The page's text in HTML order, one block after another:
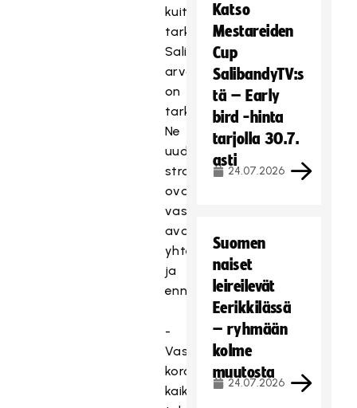
kuitenkin
tarkentunut.
Salibandyn
arvopohjaa
on
tarkennettu.
Ne
uudessa
strategiassa
ovat
vastuullisuus,
avoimuus,
yhteisöllisyys
ja
ennakkoluulottomuus.
-
Vastuullisuus
korostuu
kaikessa
Katso
Mestareiden
Cup
SalibandyTV:s
tä – Early
bird -hinta
tarjolla 30.7.
asti
24.07.2026
Suomen
naiset
leireilevät
Eerikkilässä
– ryhmään
kolme
muutosta
24.07.2026